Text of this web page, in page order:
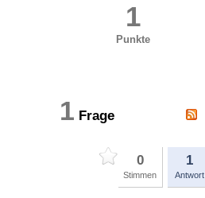
1
Punkte
1 Frage
0
Stimmen
1
Antwort